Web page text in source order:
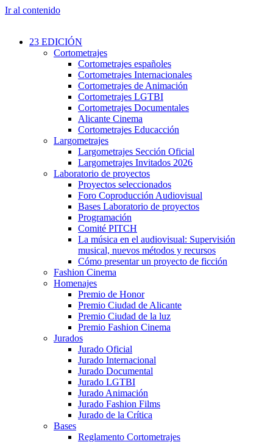
Ir al contenido
23 EDICIÓN
Cortometrajes
Cortometrajes españoles
Cortometrajes Internacionales
Cortometrajes de Animación
Cortometrajes LGTBI
Cortometrajes Documentales
Alicante Cinema
Cortometrajes Educacción
Largometrajes
Largometrajes Sección Oficial
Largometrajes Invitados 2026
Laboratorio de proyectos
Proyectos seleccionados
Foro Coproducción Audiovisual
Bases Laboratorio de proyectos
Programación
Comité PITCH
La música en el audiovisual: Supervisión
musical, nuevos métodos y recursos
Cómo presentar un proyecto de ficción
Fashion Cinema
Homenajes
Premio de Honor
Premio Ciudad de Alicante
Premio Ciudad de la luz
Premio Fashion Cinema
Jurados
Jurado Oficial
Jurado Internacional
Jurado Documental
Jurado LGTBI
Jurado Animación
Jurado Fashion Films
Jurado de la Crítica
Bases
Reglamento Cortometrajes